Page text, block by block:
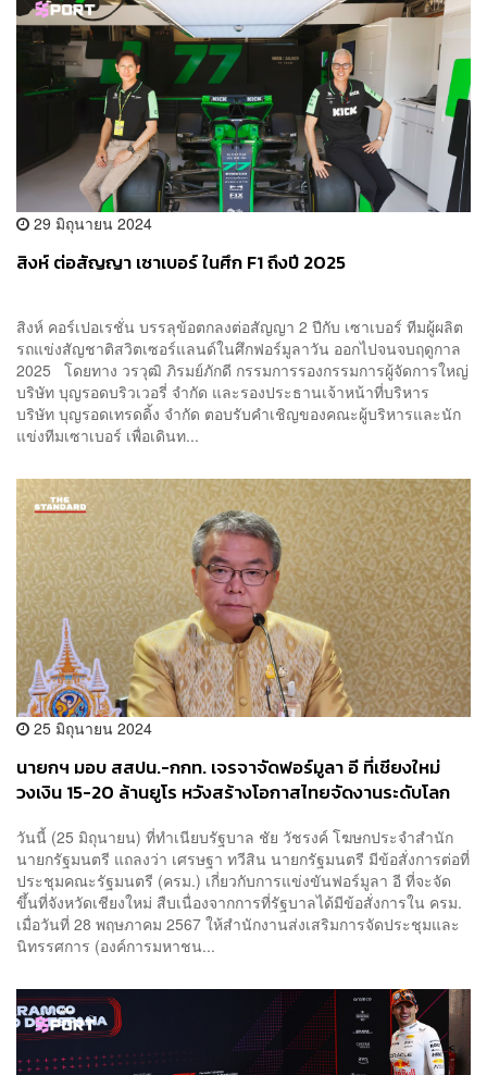
29 มิถุนายน 2024
สิงห์ ต่อสัญญา เซาเบอร์ ในศึก F1 ถึงปี 2025
สิงห์ คอร์เปอเรชั่น บรรลุข้อตกลงต่อสัญญา 2 ปีกับ เซาเบอร์ ทีมผู้ผลิต
รถแข่งสัญชาติสวิตเซอร์แลนด์ในศึกฟอร์มูลาวัน ออกไปจนจบฤดูกาล
2025 โดยทาง วรวุฒิ ภิรมย์ภักดี กรรมการรองกรรมการผู้จัดการใหญ่
บริษัท บุญรอดบริวเวอรี่ จำกัด และรองประธานเจ้าหน้าที่บริหาร
บริษัท บุญรอดเทรดดิ้ง จำกัด ตอบรับคำเชิญของคณะผู้บริหารและนัก
แข่งทีมเซาเบอร์ เพื่อเดินท...
25 มิถุนายน 2024
นายกฯ มอบ สสปน.-กกท. เจรจาจัดฟอร์มูลา อี ที่เชียงใหม่
วงเงิน 15-20 ล้านยูโร หวังสร้างโอกาสไทยจัดงานระดับโลก
วันนี้ (25 มิถุนายน) ที่ทำเนียบรัฐบาล ชัย วัชรงค์ โฆษกประจำสำนัก
นายกรัฐมนตรี แถลงว่า เศรษฐา ทวีสิน นายกรัฐมนตรี มีข้อสั่งการต่อที่
ประชุมคณะรัฐมนตรี (ครม.) เกี่ยวกับการแข่งขันฟอร์มูลา อี ที่จะจัด
ขึ้นที่จังหวัดเชียงใหม่ สืบเนื่องจากการที่รัฐบาลได้มีข้อสั่งการใน ครม.
เมื่อวันที่ 28 พฤษภาคม 2567 ให้สำนักงานส่งเสริมการจัดประชุมและ
นิทรรศการ (องค์การมหาชน...